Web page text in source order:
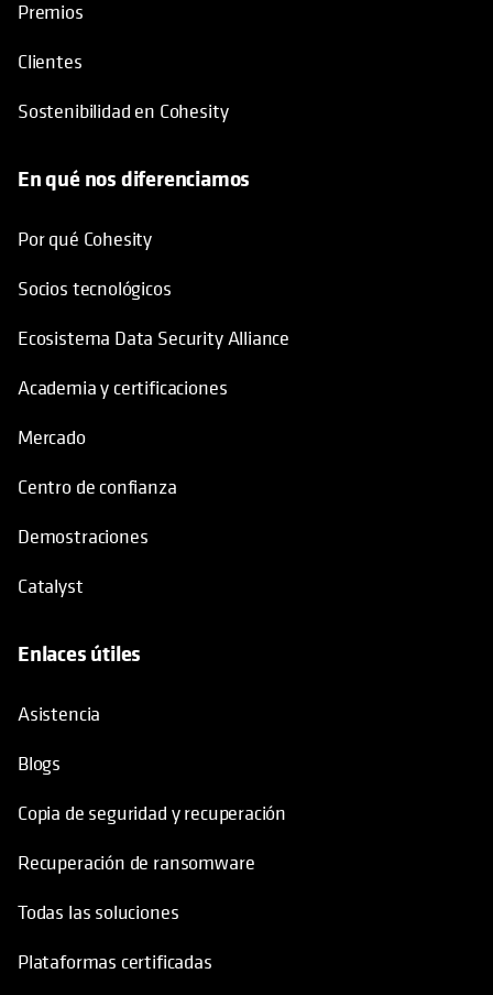
Premios
Clientes
Sostenibilidad en Cohesity
En qué nos diferenciamos
Por qué Cohesity
Socios tecnológicos
Ecosistema Data Security Alliance
Academia y certificaciones
Mercado
Centro de confianza
Demostraciones
Catalyst
Enlaces útiles
Asistencia
Blogs
Copia de seguridad y recuperación
Recuperación de ransomware
Todas las soluciones
Plataformas certificadas